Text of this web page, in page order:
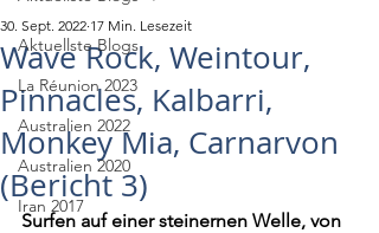
Aktuellste Blogs
La Réunion 2023
Australien 2022
Australien 2020
Iran 2017
Wave Rock, Weintour,
Pinnacles, Kalbarri,
Monkey Mia, Carnarvon
(Bericht 3)
30. Sept. 2022 17 Min. Lesezeit
Surfen auf einer steinernen Welle, von